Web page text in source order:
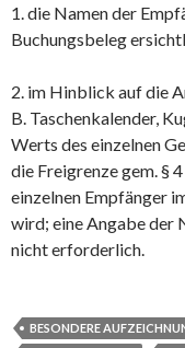
1. die Namen der
Buchungsbeleg
2. im Hinblick auf die
B. Taschenkalender,
Werts des einzelnen
die Freigrenze gem. §
einzelnen Empfänger
wird; eine Angabe der
nicht erforderlich.
BESONDERE